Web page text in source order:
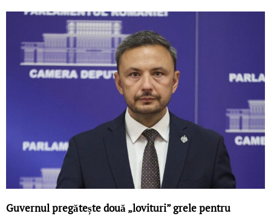
Guvernul pregătește două „lovituri” grele pentru